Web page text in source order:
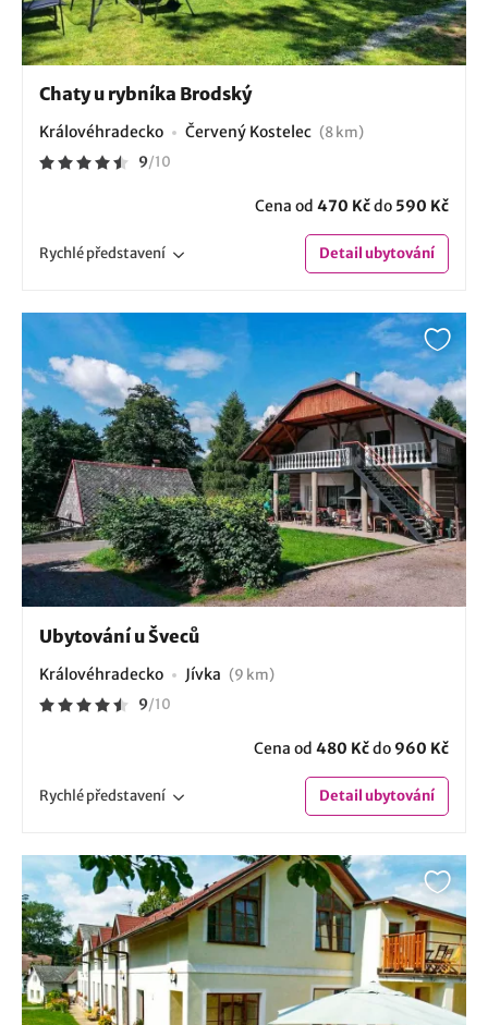
Chaty u rybníka Brodský
Královéhradecko Červený Kostelec (8 km)
9/10
Cena od 470 Kčdo 590 Kč
Rychlépředstavení Detailubytování
Ubytování u Šveců
Královéhradecko Jívka (9 km)
9/10
Cena od 480 Kčdo 960 Kč
Rychlépředstavení Detailubytování